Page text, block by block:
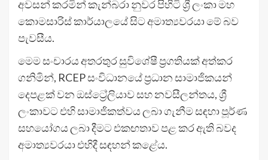
අවසන් කරමින් කැන්බරා නුවර පිහිටි ශ්‍රී ලංකා මහ
කොමසාරිස් කාර්යාලයේ සිට අමාත්‍යවරයා මේ බව
පැවසීය.
මෙම සංචාරය අතරතුර සුවිශේෂී ප්‍රගතියක් අත්කර
ගනිමින්, RCEP සංවිධානයේ ප්‍රධාන සාමාජිකයන්
දෙපළක් වන ඔස්ට්‍රේලියාව සහ නවසීලන්තය, ශ්‍රී
ලංකාවට එහි සාමාජිකත්වය ලබා ගැනීම සඳහා පූර්ණ
සහයෝගය ලබා දීමට එකඟතාව පළ කර ඇති බවද
අමාත්‍යවරයා එහිදී සඳහන් කළේය.